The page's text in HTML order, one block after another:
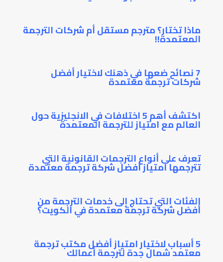
ماذا تختار؟ مترجم مستقل أم شركات الترجمة
المعتمدة!!
7 نصائح ضعها في ذهنك لاختيار أفضل
شركات ترجمة معتمدة
اكتشف أهم 5 اختلافات في الانجليزية حول
العالم مع امتياز للترجمة المعتمدة
تعرف على أنواع الترجمات القانونية التي
تترجمها امتياز أفضل شركة ترجمة معتمدة
الفئات التي تحتاج إلى خدمات الترجمة من
أفضل شركة ترجمة معتمدة في الكويت؟
5 أسباب لاختيار امتياز أفضل مكتب ترجمة
معتمد شمال جدة لترجمة أعمالك